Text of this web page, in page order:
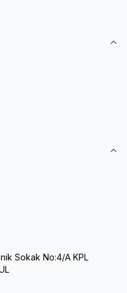
Sokak No:4/A KPL